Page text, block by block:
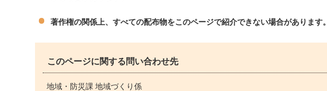
著作権の関係上、すべての配布物をこのページで紹介できない場合があります。
このページに関する問い合わせ先
地域・防災課 地域づくり係